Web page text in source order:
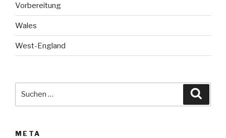
Vorbereitung
Wales
West-England
META